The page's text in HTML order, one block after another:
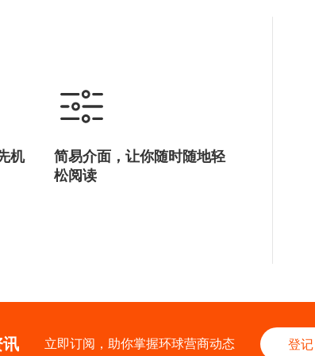
机
简易介面，让你随时随地轻
松阅读
立即订阅，助你掌握环球营商动态 登记